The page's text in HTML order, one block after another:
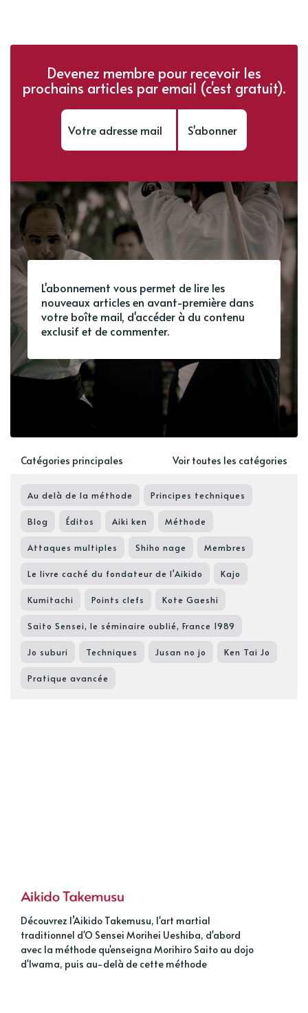
Devenez membre pour recevoir les
prochains articles par email (c'est gratuit).
S'abonner
L'abonnement vous permet de lire les
nouveaux articles en avant-première dans
votre boîte mail, d'accéder à du contenu
exclusif et de commenter.
Catégories principales Voir toutes les catégories
Au delà de la méthode Principes techniques
Blog Éditos Aiki ken Méthode
Attaques multiples Shiho nage Membres
Le livre caché du fondateur de l'Aikido Kajo
Kumitachi Points clefs Kote Gaeshi
Saito Sensei, le séminaire oublié, France 1989
Jo suburi Techniques Jusan no jo Ken Tai Jo
Pratique avancée
Découvrez l’Aikido Takemusu, l'art martial
traditionnel d'O Sensei Morihei Ueshiba, d'abord
avec la méthode qu'enseigna Morihiro Saito au dojo
d'Iwama, puis au-delà de cette méthode